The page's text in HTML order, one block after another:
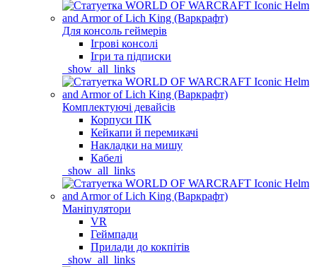
Для консоль геймерів
Ігрові консолі
Ігри та підписки
_show_all_links
Комплектуючі девайсів
Корпуси ПК
Кейкапи й перемикачі
Накладки на мишу
Кабелі
_show_all_links
Маніпулятори
VR
Геймпади
Прилади до кокпітів
_show_all_links